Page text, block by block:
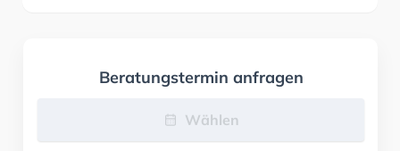
Beratungstermin anfragen
Wählen